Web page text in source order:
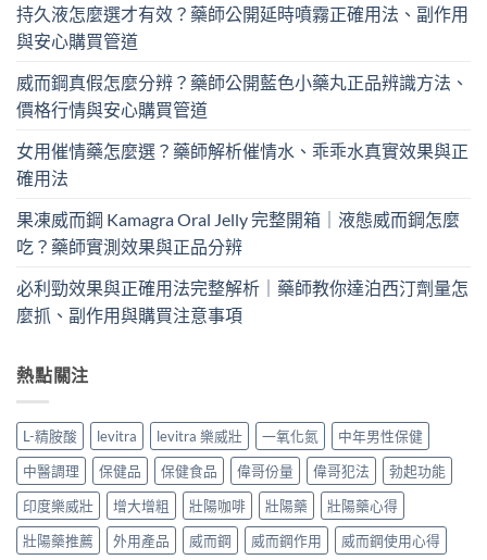
持久液怎麼選才有效？藥師公開延時噴霧正確用法、副作用
與安心購買管道
威而鋼真假怎麼分辨？藥師公開藍色小藥丸正品辨識方法、
價格行情與安心購買管道
女用催情藥怎麼選？藥師解析催情水、乖乖水真實效果與正
確用法
果凍威而鋼 Kamagra Oral Jelly 完整開箱｜液態威而鋼怎麼
吃？藥師實測效果與正品分辨
必利勁效果與正確用法完整解析｜藥師教你達泊西汀劑量怎
麼抓、副作用與購買注意事項
熱點關注
L-精胺酸 levitra levitra 樂威壯 一氧化氮
中年男性保健
中醫調理
保健品 保健食品 偉哥份量 偉哥犯法
勃起功能
印度樂威壯
增大增粗 壯陽咖啡 壯陽藥
壯陽藥心得
壯陽藥推薦
外用產品 威而鋼 威而鋼作用 威而鋼使用心得